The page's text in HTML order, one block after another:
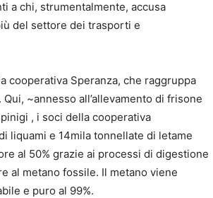
a chi, strumentalmente, accusa
del settore dei trasporti e
cooperativa Speranza, che raggruppa
~annesso all’allevamento di frisone
, i soci della cooperativa
liquami e 14mila tonnellate di letame
al 50% grazie ai processi di digestione
al metano fossile. Il metano viene
e puro al 99%.